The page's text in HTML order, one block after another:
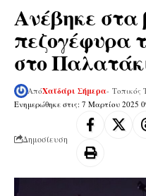
Ανέβηκε στα
πεζογέφυρα
στο
Ενημερώθηκε στις: 7 Μαρτίου 2025
ΑπόΧαϊδάρι Σήμερα- Τοπικός
Δημοσίευση